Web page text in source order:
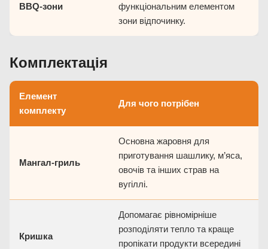
BBQ-зони
функціональним елементом
зони відпочинку.
Комплектація
Елемент
комплекту
Для чого потрібен
Мангал-гриль
Основна жаровня для
приготування шашлику, м’яса,
овочів та інших страв на
вугіллі.
Кришка
Допомагає рівномірніше
розподіляти тепло та краще
пропікати продукти всередині